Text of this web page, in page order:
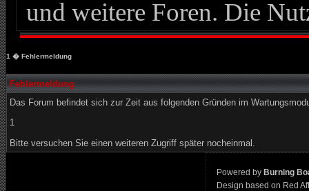
und weitere Foren. Die
1 � Fehlermeldung
Fehlermeldung
Das Forum befindet sich zur Zeit aus folgenden Gründen im
1
Bitte versuchen Sie einen weiteren Zugriff später nocheinmal.
Powered by Burning
Design based on Red